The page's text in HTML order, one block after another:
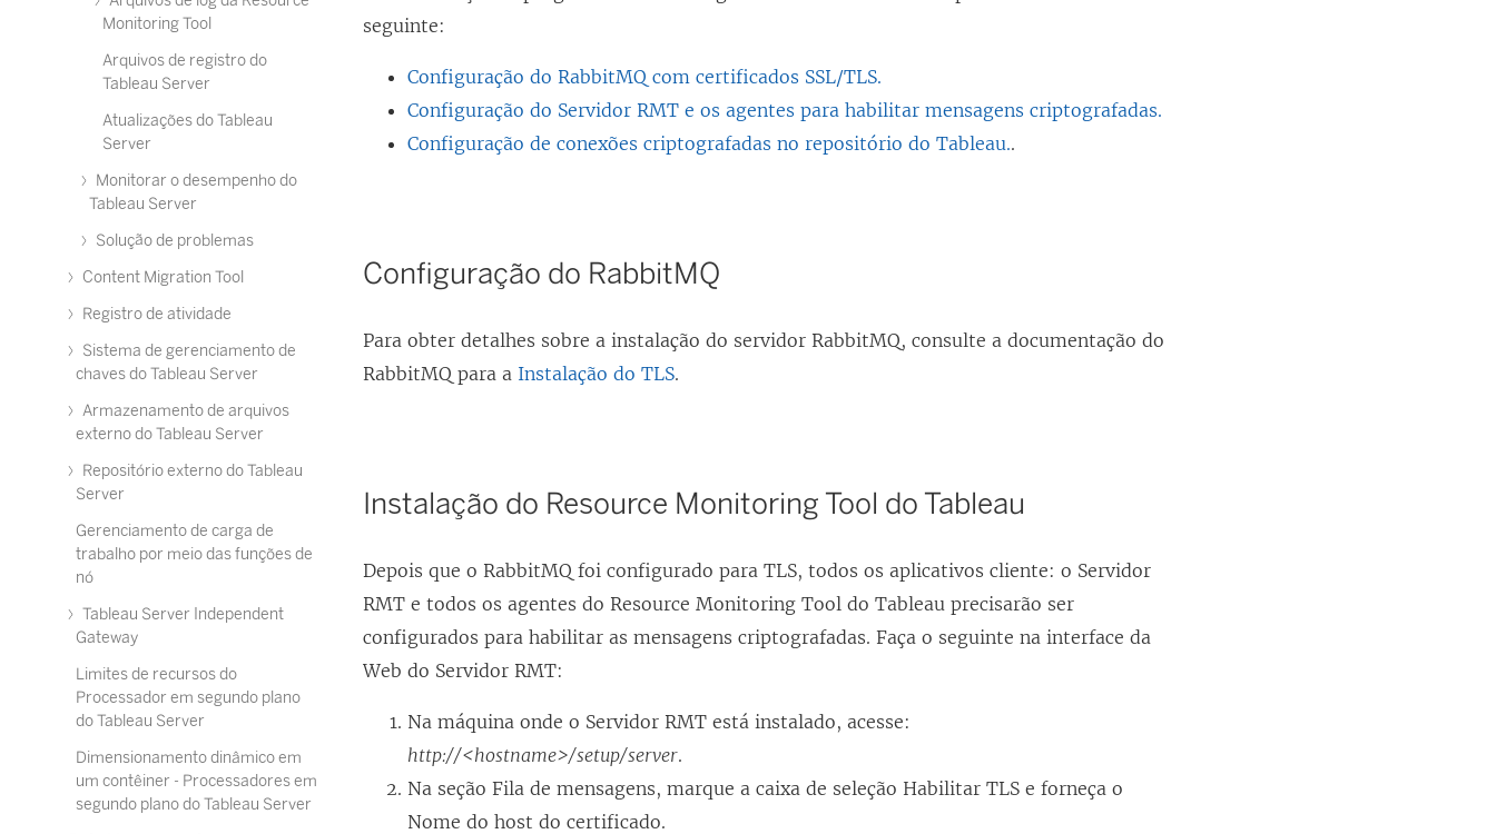
Monitoring Tool
Arquivos de registro do
Tableau Server
Atualizações do Tableau
Server
Monitorar o desempenho do
Tableau Server
Solução de problemas
Content Migration Tool
Registro de atividade
Sistema de gerenciamento de
chaves do Tableau Server
Armazenamento de arquivos
externo do Tableau Server
Repositório externo do Tableau
Server
Gerenciamento de carga de
trabalho por meio das funções de
nó
Tableau Server Independent
Gateway
Limites de recursos do
Processador em segundo plano
do Tableau Server
Dimensionamento dinâmico em
um contêiner - Processadores em
segundo plano do Tableau Server
seguinte:
Configuração do RabbitMQ com certificados SSL/TLS.
Configuração do Servidor RMT e os agentes para habilitar mensagens criptografadas.
Configuração de conexões criptografadas no repositório do Tableau..
Configuração do RabbitMQ
Para obter detalhes sobre a instalação do servidor RabbitMQ, consulte a documentação do
RabbitMQ para a Instalação do TLS.
Instalação do Resource Monitoring Tool do Tableau
Depois que o RabbitMQ foi configurado para TLS, todos os aplicativos cliente: o Servidor
RMT e todos os agentes doResource Monitoring Tool do Tableau precisarão ser
configurados para habilitar as mensagens criptografadas. Faça o seguinte na interface da
Web do Servidor RMT:
Na máquina onde o Servidor RMT está instalado, acesse:
http://<hostname>/setup/server.
Na seção Fila de mensagens, marque a caixa de seleção Habilitar TLS e forneça o
Nome do host do certificado.